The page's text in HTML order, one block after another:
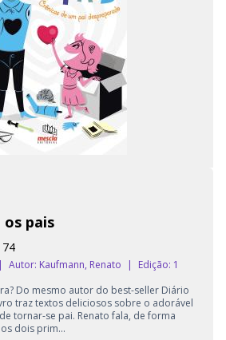
os pais
| Autor: Kaufmann, Renato |
Edição: 1
Do mesmo autor do best-seller Diário
traz textos deliciosos sobre o adorável
tornar-se pai. Renato fala, de forma
dois prim...